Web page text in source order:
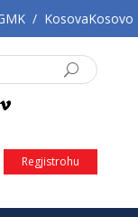
/ KosovaKosovo
Regjistrohu